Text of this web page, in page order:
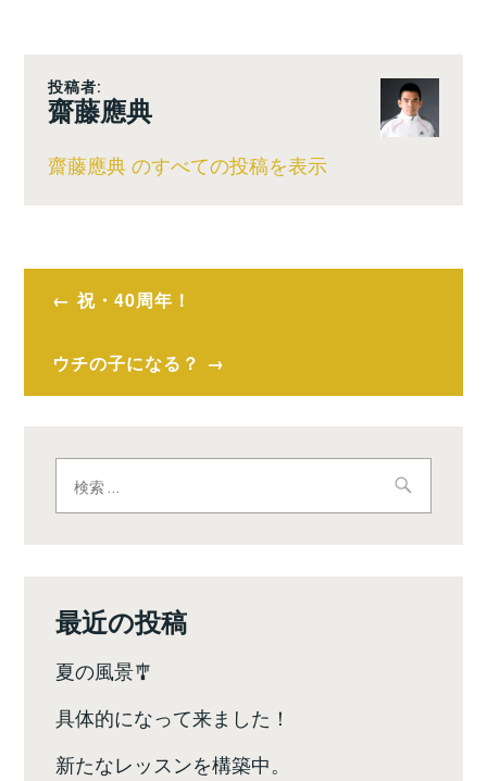
投稿者:
齋藤應典
齋藤應典 のすべての投稿を表示
投
ナ
ビ
ゲ
ン
祝・40周年！
ウチの子になる？
索:
最近の投稿
夏の風景🎐
具体的になって来ました！
新たなレッスンを構築中。